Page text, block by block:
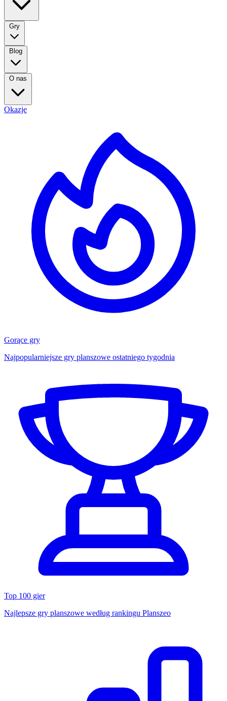
Gry
Blog
O nas
Okazje
Gorące gry
Najpopularniejsze gry planszowe ostatniego tygodnia
Top 100 gier
Najlepsze gry planszowe według rankingu Planszeo